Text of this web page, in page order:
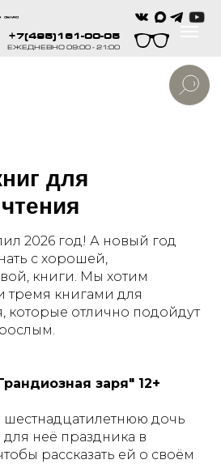
+7(495)161-00-05
ЕЖЕДНЕВНО 09:00 - 21:00
для
2026 год! А новый год
с хорошей,
книги. Мы хотим
тремя книгами для
которые отлично подойдут
заря" 12+
дочь
неё праздника в
рассказать ей о своём